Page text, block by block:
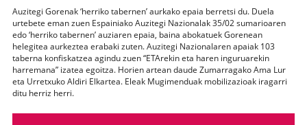
Auzitegi Gorenak ‘herriko tabernen’ aurkako epaia berretsi du. Duela
urtebete eman zuen Espainiako Auzitegi Nazionalak 35/02 sumarioaren
edo ‘herriko tabernen’ auziaren epaia, baina abokatuek Gorenean
helegitea aurkeztea erabaki zuten. Auzitegi Nazionalaren apaiak 103
taberna konfiskatzea agindu zuen “ETArekin eta haren inguruarekin
harremana” izatea egoitza. Horien artean daude Zumarragako Ama Lur
eta Urretxuko Aldiri Elkartea. Eleak Mugimenduak mobilizazioak iragarri
ditu herriz herri.